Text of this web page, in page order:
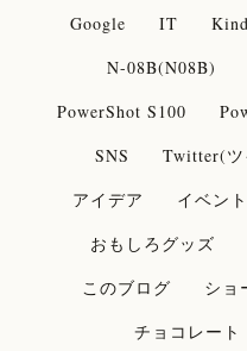
Google
IT
N-08B(N08B)
PowerShot S100
SNS
Twitter(ツ
アイデア
イベント
おもしろグッズ
このブログ
ショ
チョコレート